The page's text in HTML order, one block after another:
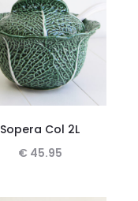
Sopera Col 2L
€ 45.95